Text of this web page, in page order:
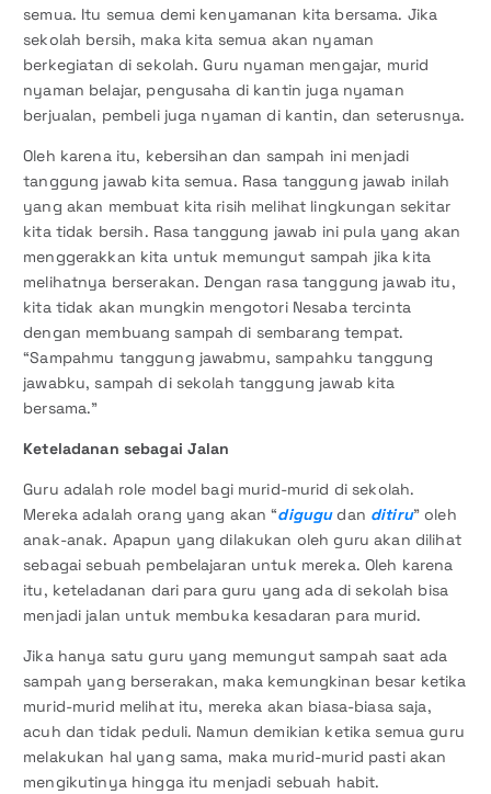
semua. Itu semua demi kenyamanan kita bersama. Jika
sekolah bersih, maka kita semua akan nyaman
berkegiatan di sekolah. Guru nyaman mengajar, murid
nyaman belajar, pengusaha di kantin juga nyaman
berjualan, pembeli juga nyaman di kantin, dan seterusnya.
Oleh karena itu, kebersihan dan sampah ini menjadi
tanggung jawab kita semua. Rasa tanggung jawab inilah
yang akan membuat kita risih melihat lingkungan sekitar
kita tidak bersih. Rasa tanggung jawab ini pula yang akan
menggerakkan kita untuk memungut sampah jika kita
melihatnya berserakan. Dengan rasa tanggung jawab itu,
kita tidak akan mungkin mengotori Nesaba tercinta
dengan membuang sampah di sembarang tempat.
“Sampahmu tanggung jawabmu, sampahku tanggung
jawabku, sampah di sekolah tanggung jawab kita
bersama.”
Keteladanan sebagai Jalan
Guru adalah role model bagi murid-murid di sekolah.
Mereka adalah orang yang akan “digugudan ditiru” oleh
anak-anak. Apapun yang dilakukan oleh guru akan dilihat
sebagai sebuah pembelajaran untuk mereka. Oleh karena
itu, keteladanan dari para guru yang ada di sekolah bisa
menjadi jalan untuk membuka kesadaran para murid.
Jika hanya satu guru yang memungut sampah saat ada
sampah yang berserakan, maka kemungkinan besar ketika
murid-murid melihat itu, mereka akan biasa-biasa saja,
acuh dan tidak peduli. Namun demikian ketika semua guru
melakukan hal yang sama, maka murid-murid pasti akan
mengikutinya hingga itu menjadi sebuah habit.